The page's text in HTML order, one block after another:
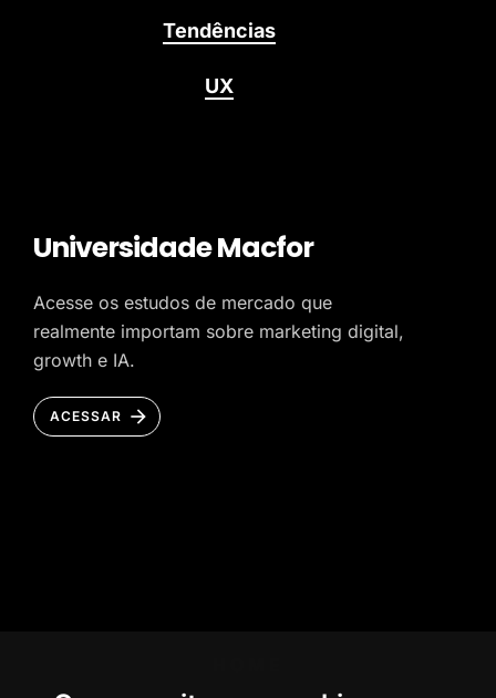
Tendências
UX
Universidade Macfor
Acesse os estudos de mercado que
realmente importam sobre marketing digital,
growth e IA.
ACESSAR